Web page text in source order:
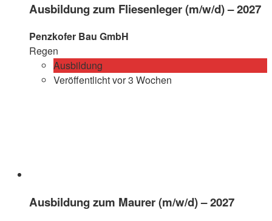
Ausbildung zum Fliesenleger (m/w/d) – 2027
Penzkofer Bau GmbH
Regen
Ausbildung
Veröffentlicht vor 3 Wochen
Ausbildung zum Maurer (m/w/d) – 2027